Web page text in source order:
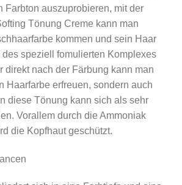
Farbton auszuprobieren, mit der
Tönung Creme kann man
kommen und sein Haar
speziell fomulierten Komplexes
direkt nach der Färbung kann man
Haarfarbe erfreuen, sondern auch
diese Tönung kann sich als sehr
Vorallem durch die Ammoniak
die Kopfhaut geschützt.